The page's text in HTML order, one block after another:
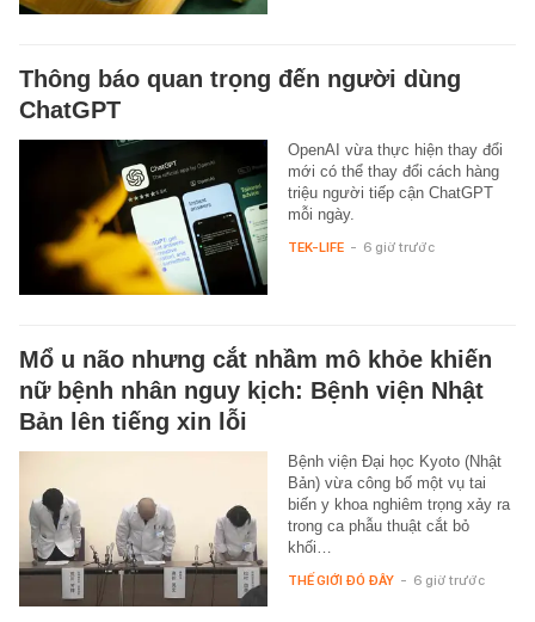
Thông báo quan trọng đến người dùng
ChatGPT
OpenAI vừa thực hiện thay đổi
mới có thể thay đổi cách hàng
triệu người tiếp cận ChatGPT
mỗi ngày.
TEK-LIFE - 6 giờ trước
Mổ u não nhưng cắt nhầm mô khỏe khiến
nữ bệnh nhân nguy kịch: Bệnh viện Nhật
Bản lên tiếng xin lỗi
Bệnh viện Đại học Kyoto (Nhật
Bản) vừa công bố một vụ tai
biến y khoa nghiêm trọng xảy ra
trong ca phẫu thuật cắt bỏ
khối…
THẾ GIỚI ĐÓ ĐÂY - 6 giờ trước